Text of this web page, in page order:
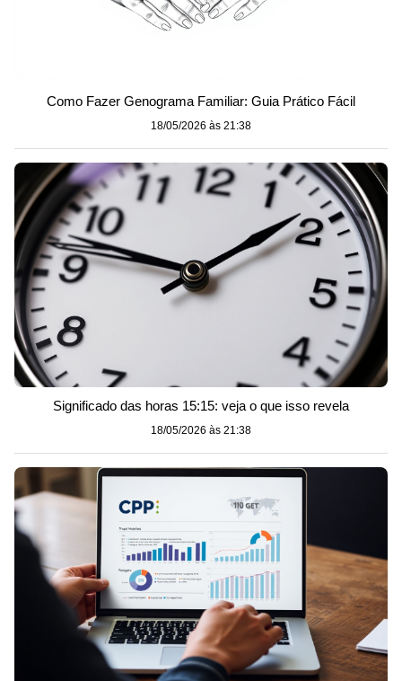
Como Fazer Genograma Familiar: Guia Prático Fácil
18/05/2026 às 21:38
Significado das horas 15:15: veja o que isso revela
18/05/2026 às 21:38